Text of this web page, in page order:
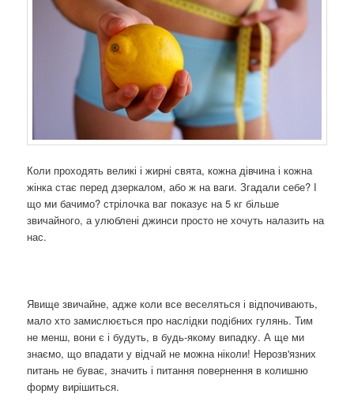
Коли проходять великі і жирні свята, кожна дівчина і кожна
жінка стає перед дзеркалом, або ж на ваги. Згадали себе? І
що ми бачимо? стрілочка ваг показує на 5 кг більше
звичайного, а улюблені джинси просто не хочуть налазить на
нас.
Явище звичайне, адже коли все веселяться і відпочивають,
мало хто замислюється про наслідки подібних гулянь. Тим
не менш, вони є і будуть, в будь-якому випадку. А ще ми
знаємо, що впадати у відчай не можна ніколи! Нерозв'язних
питань не буває, значить і питання повернення в колишню
форму вирішиться.